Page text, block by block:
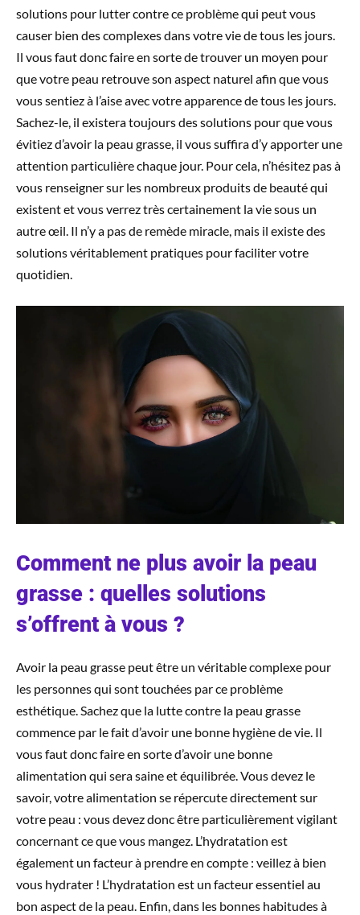
solutions pour lutter contre ce problème qui peut vous
causer bien des complexes dans votre vie de tous les jours.
Il vous faut donc faire en sorte de trouver un moyen pour
que votre peau retrouve son aspect naturel afin que vous
vous sentiez à l’aise avec votre apparence de tous les jours.
Sachez-le, il existera toujours des solutions pour que vous
évitiez d’avoir la peau grasse, il vous suffira d’y apporter une
attention particulière chaque jour. Pour cela, n’hésitez pas à
vous renseigner sur les nombreux produits de beauté qui
existent et vous verrez très certainement la vie sous un
autre œil. Il n’y a pas de remède miracle, mais il existe des
solutions véritablement pratiques pour faciliter votre
quotidien.
Comment ne plus avoir la peau
grasse : quelles solutions
s’offrent à vous ?
Avoir la peau grasse peut être un véritable complexe pour
les personnes qui sont touchées par ce problème
esthétique. Sachez que la lutte contre la peau grasse
commence par le fait d’avoir une bonne hygiène de vie. Il
vous faut donc faire en sorte d’avoir une bonne
alimentation qui sera saine et équilibrée. Vous devez le
savoir, votre alimentation se répercute directement sur
votre peau : vous devez donc être particulièrement vigilant
concernant ce que vous mangez. L’hydratation est
également un facteur à prendre en compte : veillez à bien
vous hydrater ! L’hydratation est un facteur essentiel au
bon aspect de la peau. Enfin, dans les bonnes habitudes à